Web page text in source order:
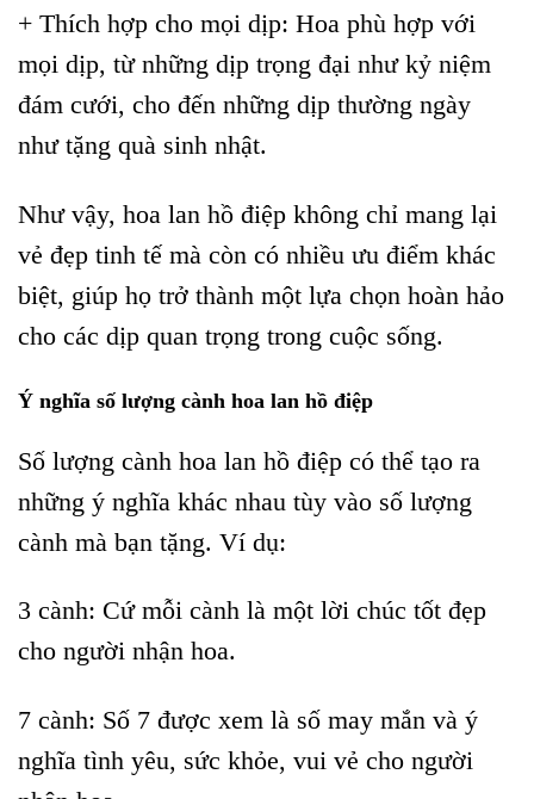
+ Thích hợp cho mọi dịp: Hoa phù hợp với
mọi dịp, từ những dịp trọng đại như kỷ niệm
đám cưới, cho đến những dịp thường ngày
như tặng quà sinh nhật.
Như vậy, hoa lan hồ điệp không chỉ mang lại
vẻ đẹp tinh tế mà còn có nhiều ưu điểm khác
biệt, giúp họ trở thành một lựa chọn hoàn hảo
cho các dịp quan trọng trong cuộc sống.
Ý nghĩa số lượng cành hoa lan hồ điệp
Số lượng cành hoa lan hồ điệp có thể tạo ra
những ý nghĩa khác nhau tùy vào số lượng
cành mà bạn tặng. Ví dụ:
3 cành: Cứ mỗi cành là một lời chúc tốt đẹp
cho người nhận hoa.
7 cành: Số 7 được xem là số may mắn và ý
nghĩa tình yêu, sức khỏe, vui vẻ cho người